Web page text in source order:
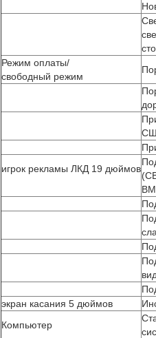
Режим оплаты/
свободный режим
игрок рекламы ЛКД 19 дюймов
экран касания 5 дюймов
Компьютер